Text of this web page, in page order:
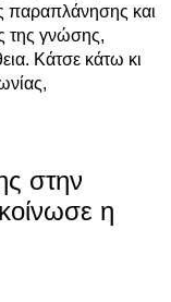
παραπλάνησης και
της γνώσης,
Κάτσε κάτω κι
στην
η